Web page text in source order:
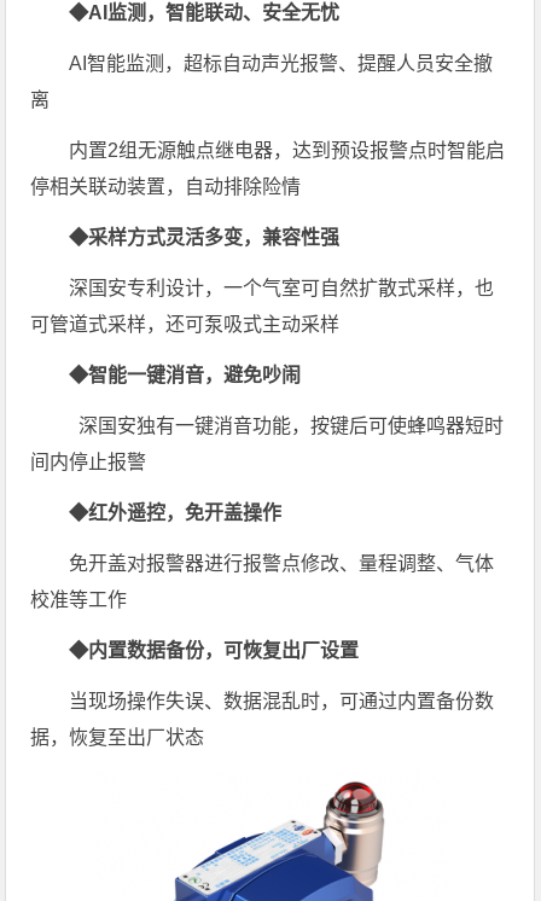
◆AI监测，智能联动、安全无忧
AI智能监测，超标自动声光报警、提醒人员安全撤
离
内置2组无源触点继电器，达到预设报警点时智能启
停相关联动装置，自动排除险情
◆采样方式灵活多变，兼容性强
深国安专利设计，一个气室可自然扩散式采样，也
可管道式采样，还可泵吸式主动采样
◆智能一键消音，避免吵闹
深国安独有一键消音功能，按键后可使蜂鸣器短时
间内停止报警
◆红外遥控，免开盖操作
免开盖对报警器进行报警点修改、量程调整、气体
校准等工作
◆内置数据备份，可恢复出厂设置
当现场操作失误、数据混乱时，可通过内置备份数
据，恢复至出厂状态